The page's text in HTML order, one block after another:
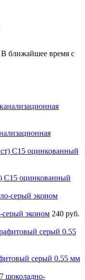
ближайшее время с
С15 оцинкованный
эконом 240 руб.
серый 0.55 мм